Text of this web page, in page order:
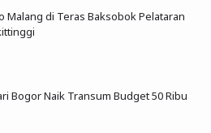
Malang di Teras Baksobok Pelataran
Bogor Naik Transum Budget 50 Ribu